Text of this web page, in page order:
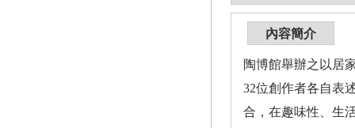
內容簡介
陶博館舉辦之以居
32位創作者各自表
合，在趣味性、生